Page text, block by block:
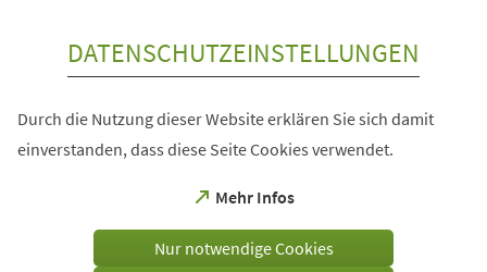
DATENSCHUTZEINSTELLUNGEN
Durch die Nutzung dieser Website erklären Sie sich damit
einverstanden, dass diese Seite Cookies verwendet.
Mehr Infos
(Öffnet
einem
Nur notwendige Cookies